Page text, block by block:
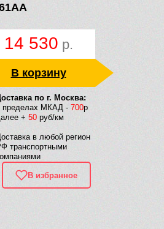
14 530 р.
В корзину
по г. Москва:
пределах МКАД - 700р
+ 50 руб/км
в любой регион
транспортными
В избранное